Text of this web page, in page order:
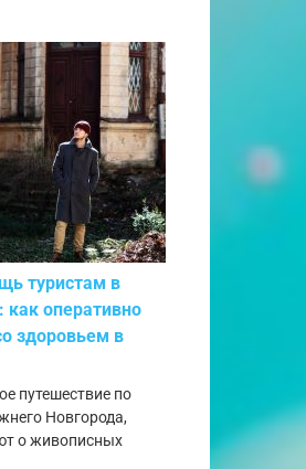
туристам в
оперативно
здоровьем в
путешествие по
Новгорода,
о живописных